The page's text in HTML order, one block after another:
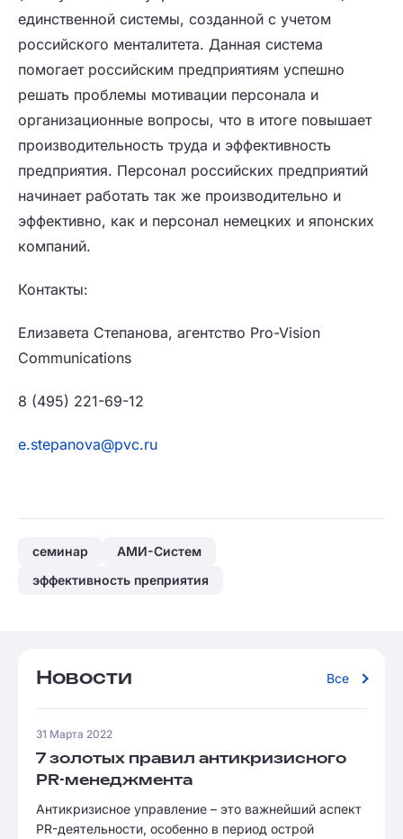
единственной системы, созданной с учетом
российского менталитета. Данная система
помогает российским предприятиям успешно
решать проблемы мотивации персонала и
организационные вопросы, что в итоге повышает
производительность труда и эффективность
предприятия. Персонал российских предприятий
начинает работать так же производительно и
эффективно, как и персонал немецких и японских
компаний.
Контакты:
Елизавета Степанова, агентство Pro-Vision
Communications
8 (495) 221-69-12
e.stepanova@pvc.ru
семинар
АМИ-Систем
эффективность преприятия
Новости Все
31 Марта 2022
7 золотых правил антикризисного
PR-менеджмента
Антикризисное управление – это важнейший аспект
PR-деятельности, особенно в период острой